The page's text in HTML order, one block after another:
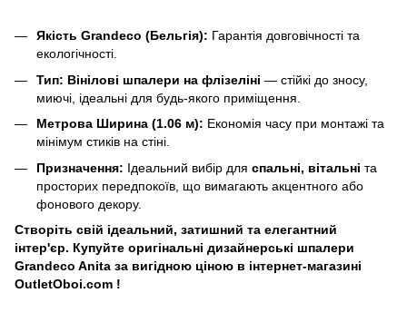
Якість Grandeco (Бельгія): Гарантія довговічності та
екологічності.
Тип: Вінілові шпалери на флізеліні — стійкі до зносу,
миючі, ідеальні для будь-якого приміщення.
Метрова Ширина (1.06 м): Економія часу при монтажі та
мінімум стиків на стіні.
Призначення: Ідеальний вибір для спальні, вітальні та
просторих передпокоїв, що вимагають акцентного або
фонового декору.
Створіть свій ідеальний, затишний та елегантний
інтер'єр. Купуйте оригінальні дизайнерські шпалери
Grandeco Anita за вигідною ціною в інтернет-магазині
OutletOboi.com !